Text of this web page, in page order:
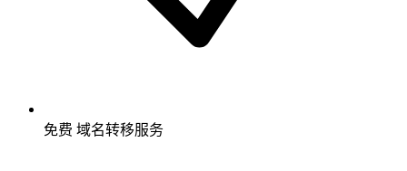
免费 域名转移服务